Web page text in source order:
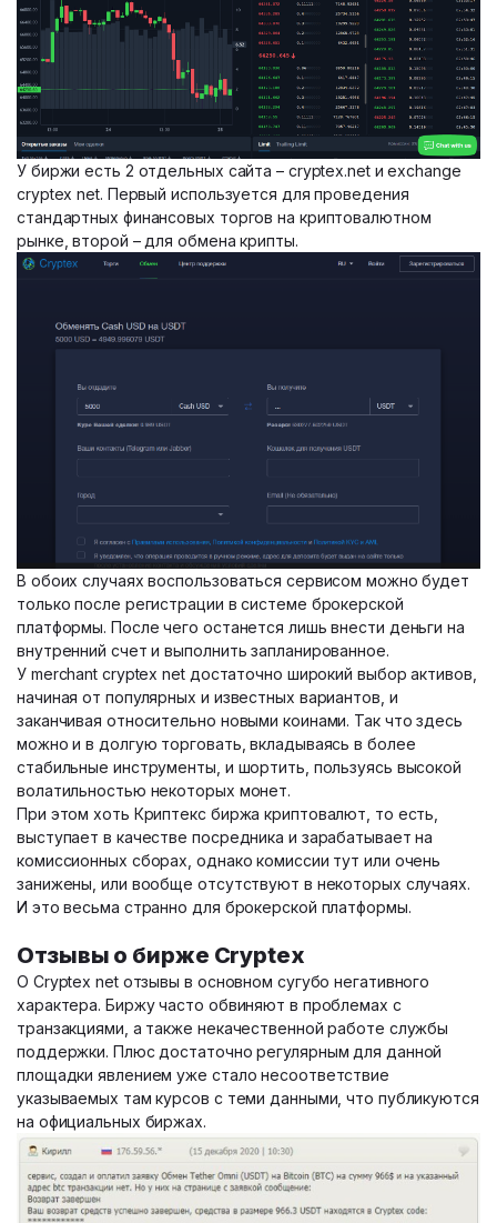
У биржи есть 2 отдельных сайта – cryptex.net и exchange
cryptex net. Первый используется для проведения
стандартных финансовых торгов на криптовалютном
рынке, второй – для обмена крипты.
В обоих случаях воспользоваться сервисом можно будет
только после регистрации в системе брокерской
платформы. После чего останется лишь внести деньги на
внутренний счет и выполнить запланированное.
У merchant cryptex net достаточно широкий выбор активов,
начиная от популярных и известных вариантов, и
заканчивая относительно новыми коинами. Так что здесь
можно и в долгую торговать, вкладываясь в более
стабильные инструменты, и шортить, пользуясь высокой
волатильностью некоторых монет.
При этом хоть Криптекс биржа криптовалют, то есть,
выступает в качестве посредника и зарабатывает на
комиссионных сборах, однако комиссии тут или очень
занижены, или вообще отсутствуют в некоторых случаях.
И это весьма странно для брокерской платформы.
Отзывы о бирже Cryptex
О Cryptex net отзывы в основном сугубо негативного
характера. Биржу часто обвиняют в проблемах с
транзакциями, а также некачественной работе службы
поддержки. Плюс достаточно регулярным для данной
площадки явлением уже стало несоответствие
указываемых там курсов с теми данными, что публикуются
на официальных биржах.